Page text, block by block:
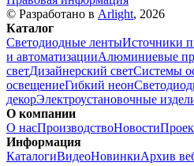
© Разработано в Arlight, 2026
Каталог
Светодиодные лентыИсточники
и автоматизацииАлюминиевые
светДизайнерский светСистемы
освещениеГибкий неон
декорЭлектроустановочные
О компании
О насПроизводствоНовости
Информация
КаталогиВидеоНовинкиАрхив